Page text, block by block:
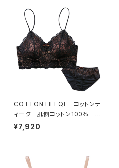
COTTONTIEEQE コットンテ
ィーク 肌側コットン100％ ソ
フトブラ ＆ ショーツセット（ブラ
¥7,920